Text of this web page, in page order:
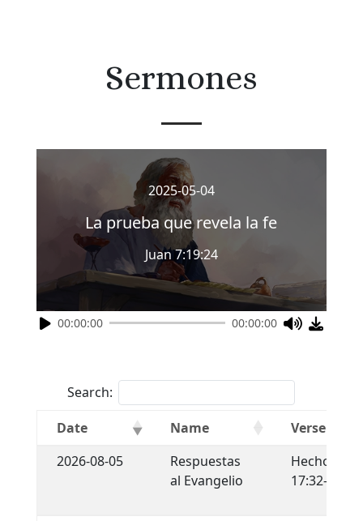
Sermones
2025-05-04
La prueba que revela la fe
Juan 7:19:24
00:00:00 00:00:00
Search:
Date
Name
Verse
2026-08-05
Respuestas
al Evangelio
Hechos
17:32-34